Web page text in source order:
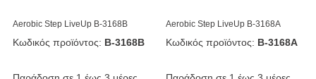
Aerobic Step LiveUp B-3168B
Κωδικός προϊόντος: B-3168B
Aerobic Step LiveUp Β-3168Α
Κωδικός προϊόντος: Β-3168Α